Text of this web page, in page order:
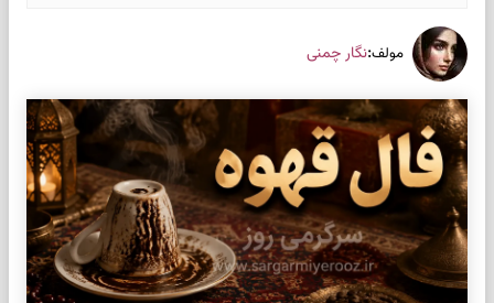
مولف:نگار چمنی